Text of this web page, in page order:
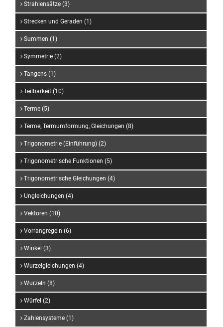
Strahlensätze (3)
Strecken und Geraden (1)
Summen (1)
Symmetrie (2)
Tangens (1)
Teilbarkeit (10)
Terme (5)
Terme, Termumformung, Gleichungen (8)
Trigonometrie (Einführung) (2)
Trigonometrische Funktionen (5)
Trigonometrische Gleichungen (4)
Ungleichungen (4)
Vektoren (10)
Vorrangregeln (6)
Winkel (3)
Wurzelgleichungen (4)
Wurzeln (8)
Würfel (2)
Zahlensysteme (1)